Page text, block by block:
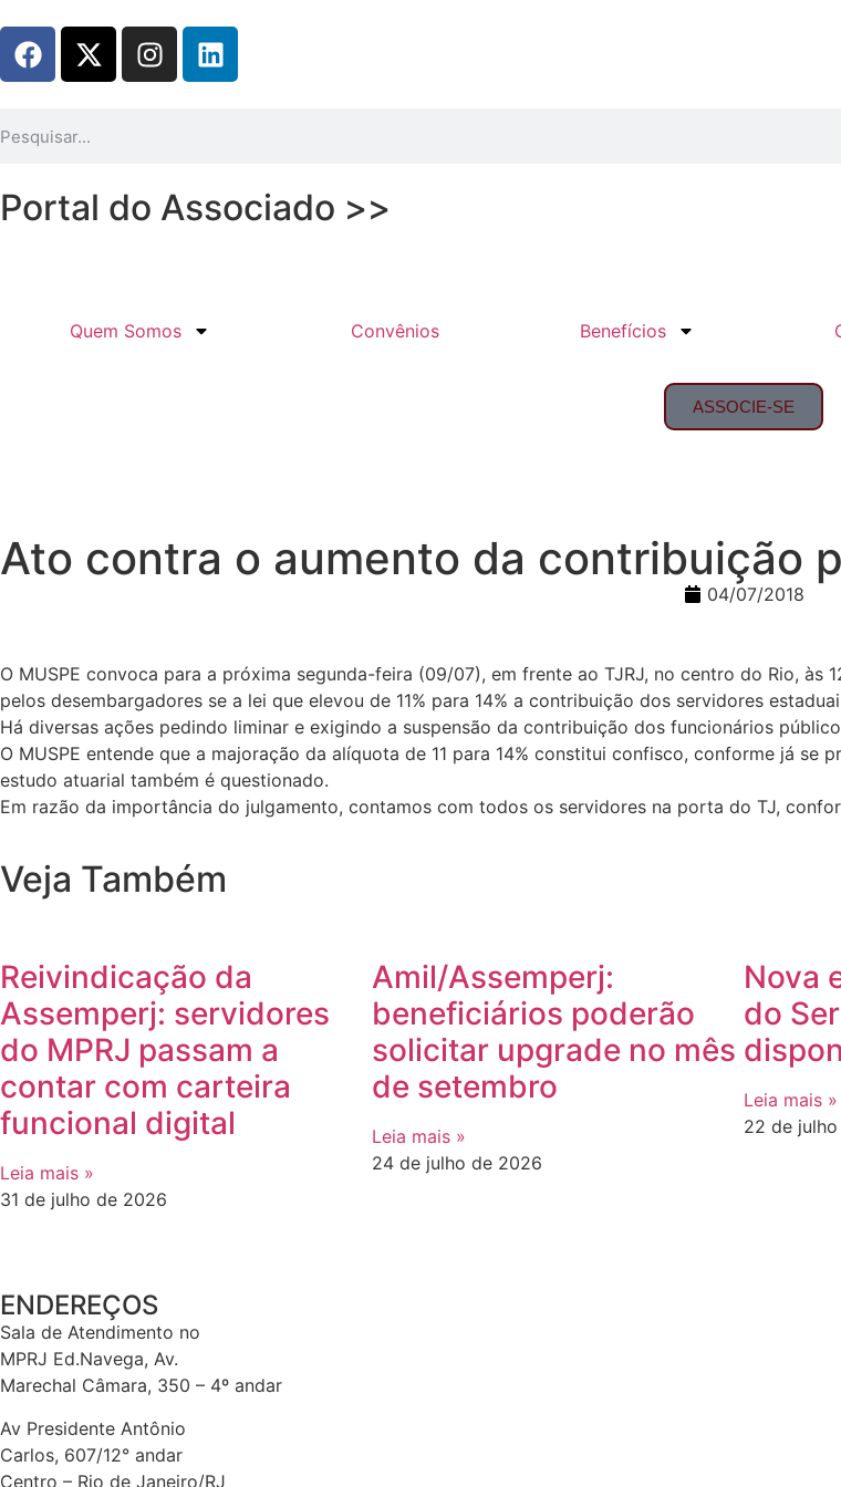
Portal do Associado >>
Quem Somos Convênios Benefícios
ASSOCIE-SE
Ato contra o aumento da contribuição
04/07/2018
O MUSPE convoca para a próxima segunda-feira (09/07), em frente ao TJRJ, no centro do Rio,
pelos desembargadores se a lei que elevou de 11% para 14% a contribuição dos servidores
Há diversas ações pedindo liminar e exigindo a suspensão da contribuição dos funcionários
O MUSPE entende que a majoração da alíquota de 11 para 14% constitui confisco, conforme já se
estudo atuarial também é questionado.
Em razão da importância do julgamento, contamos com todos os servidores na porta do TJ,
Veja Também
Reivindicação da
Assemperj: servidores
do MPRJ passam a
contar com carteira
funcional digital
Leia mais »
31 de julho de 2026
Amil/Assemperj:
beneficiários poderão
solicitar upgrade no mês
de setembro
Leia mais »
24 de julho de 2026
Nova
do
Leia mais »
22 de
ENDEREÇOS
Sala de Atendimento no
MPRJ Ed.Navega, Av.
Marechal Câmara, 350 – 4º andar
Av Presidente Antônio
Carlos, 607/12° andar
Centro – Rio de Janeiro/RJ